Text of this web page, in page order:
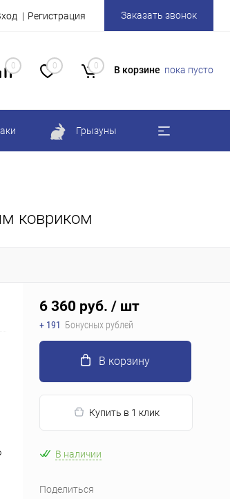
Регистрация Заказать звонок
0 0 0 В корзине пока пусто
Грызуны
ковриком
6 360 руб. / шт
+ 191 Бонусных рублей
В корзину
Купить в 1 клик
В наличии
Поделиться